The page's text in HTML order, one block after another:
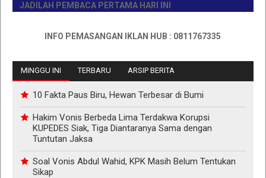
PEMBACA PERTAMA HARI INI
INFO PEMASANGAN IKLAN HUB : 0811767335
MINGGU INI TERBARU ARSIP BERITA
10 Fakta Paus Biru, Hewan Terbesar di Bumi
Hakim Vonis Berbeda Lima Terdakwa Korupsi
KUPEDES Siak, Tiga Diantaranya Sama dengan
Tuntutan Jaksa
Soal Vonis Abdul Wahid, KPK Masih Belum Tentukan
Sikap